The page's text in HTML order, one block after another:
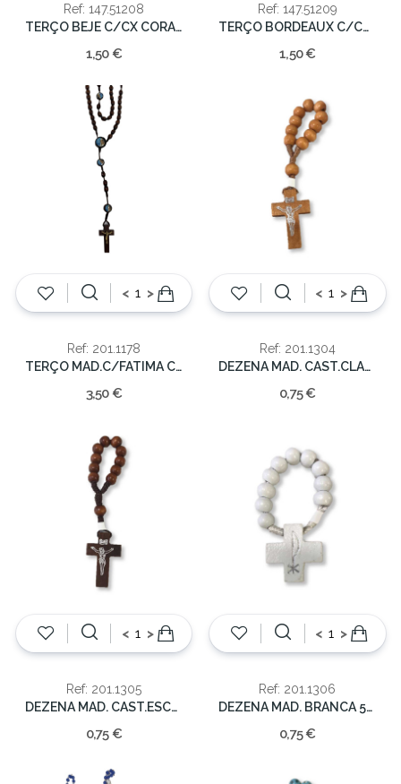
Ref: 147.51208
TERÇO BEJE C/CX CORAÇAO 2mm/19cm
1,50 €
Ref: 147.51209
TERÇO BORDEAUX C/CX CORAÇAO 2mm
1,50 €
< >
Ref: 201.1178
TERÇO MAD.C/FATIMA C/CARTAZ 8mm/45cm
3,50 €
< >
Ref: 201.1304
DEZENA MAD. CAST.CLARO 10cm
0,75 €
< >
Ref: 201.1305
DEZENA MAD. CAST.ESCURO 11cm
0,75 €
< >
Ref: 201.1306
DEZENA MAD. BRANCA 5cm
0,75 €